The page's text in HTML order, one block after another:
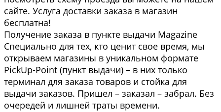
сайте. Услуга доставки заказа в магазин
бесплатна!
Получение заказа в пункте выдачи Magazine
Специально для тех, кто ценит свое время, мы
открываем магазины в уникальном формате
PickUp-Point (пункт выдачи) – в них только
терминал для заказа товаров и стойка для
выдачи заказов. Пришел – заказал – забрал. Без
очередей и лишней траты времени.